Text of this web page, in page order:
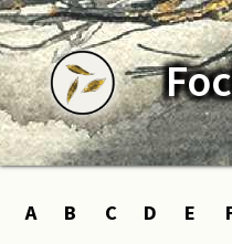
A B C D E